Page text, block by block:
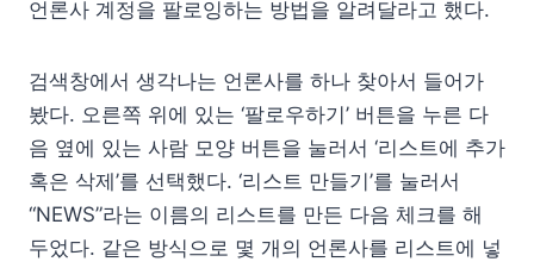
언론사 계정을 팔로잉하는 방법을 알려달라고 했다.
검색창에서 생각나는 언론사를 하나 찾아서 들어가
봤다. 오른쪽 위에 있는 ‘팔로우하기’ 버튼을 누른 다
음 옆에 있는 사람 모양 버튼을 눌러서 ‘리스트에 추가
혹은 삭제’를 선택했다. ‘리스트 만들기’를 눌러서
“NEWS”라는 이름의 리스트를 만든 다음 체크를 해
두었다. 같은 방식으로 몇 개의 언론사를 리스트에 넣